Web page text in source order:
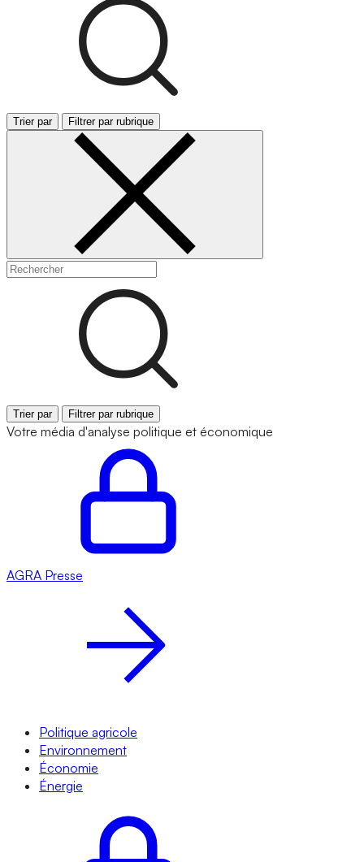
Trier par Filtrer par rubrique
Trier par Filtrer par rubrique
Votre média d'analyse politique et économique
AGRA Presse
Politique agricole
Environnement
Économie
Énergie